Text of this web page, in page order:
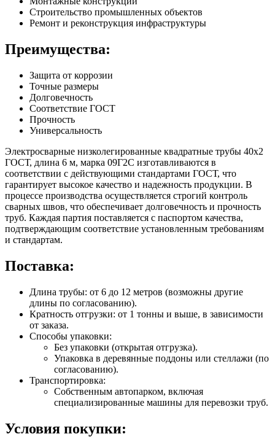
Строительство промышленных объектов
Ремонт и реконструкция инфраструктуры
Преимущества:
Защита от коррозии
Точные размеры
Долговечность
Соответствие ГОСТ
Прочность
Универсальность
Электросварные низколегированные квадратные трубы 40х2
ГОСТ, длина 6 м, марка 09Г2С изготавливаются в
соответствии с действующими стандартами ГОСТ, что
гарантирует высокое качество и надежность продукции. В
процессе производства осуществляется строгий контроль
сварных швов, что обеспечивает долговечность и прочность
труб. Каждая партия поставляется с паспортом качества,
подтверждающим соответствие установленным требованиям
и стандартам.
Поставка:
Длина трубы: от 6 до 12 метров (возможны другие
длины по согласованию).
Кратность отгрузки: от 1 тонны и выше, в зависимости
от заказа.
Способы упаковки:
Без упаковки (открытая отгрузка).
Упаковка в деревянные поддоны или стеллажи (по
согласованию).
Транспортировка:
Собственным автопарком, включая
специализированные машины для перевозки труб.
Условия покупки: